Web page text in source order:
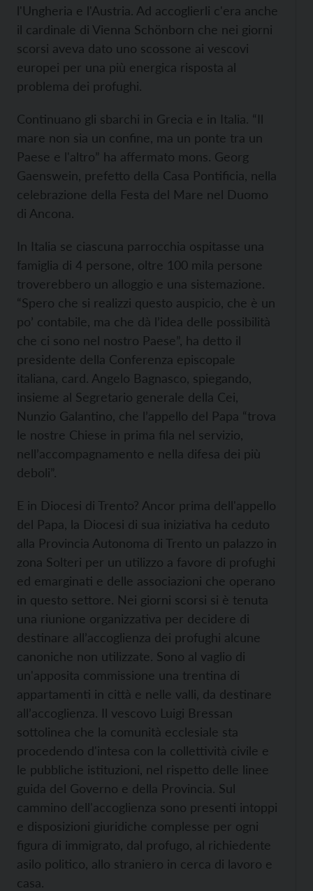
l'Ungheria e l'Austria. Ad accoglierli c'era anche
il cardinale di Vienna Schönborn che nei giorni
scorsi aveva dato uno scossone ai vescovi
europei per una più energica risposta al
problema dei profughi.
Continuano gli sbarchi in Grecia e in Italia. “Il
mare non sia un confine, ma un ponte tra un
Paese e l'altro” ha affermato mons. Georg
Gaenswein, prefetto della Casa Pontificia, nella
celebrazione della Festa del Mare nel Duomo
di Ancona.
In Italia se ciascuna parrocchia ospitasse una
famiglia di 4 persone, oltre 100 mila persone
troverebbero un alloggio e una sistemazione.
“Spero che si realizzi questo auspicio, che è un
po’ contabile, ma che dà l’idea delle possibilità
che ci sono nel nostro Paese”, ha detto il
presidente della Conferenza episcopale
italiana, card. Angelo Bagnasco, spiegando,
insieme al Segretario generale della Cei,
Nunzio Galantino, che l’appello del Papa “trova
le nostre Chiese in prima fila nel servizio,
nell’accompagnamento e nella difesa dei più
deboli”.
E in Diocesi di Trento? Ancor prima dell'appello
del Papa, la Diocesi di sua iniziativa ha ceduto
alla Provincia Autonoma di Trento un palazzo in
zona Solteri per un utilizzo a favore di profughi
ed emarginati e delle associazioni che operano
in questo settore. Nei giorni scorsi si è tenuta
una riunione organizzativa per decidere di
destinare all’accoglienza dei profughi alcune
canoniche non utilizzate. Sono al vaglio di
un'apposita commissione una trentina di
appartamenti in città e nelle valli, da destinare
all’accoglienza. Il vescovo Luigi Bressan
sottolinea che la comunità ecclesiale sta
procedendo d'intesa con la collettività civile e
le pubbliche istituzioni, nel rispetto delle linee
guida del Governo e della Provincia. Sul
cammino dell'accoglienza sono presenti intoppi
e disposizioni giuridiche complesse per ogni
figura di immigrato, dal profugo, al richiedente
asilo politico, allo straniero in cerca di lavoro e
casa.